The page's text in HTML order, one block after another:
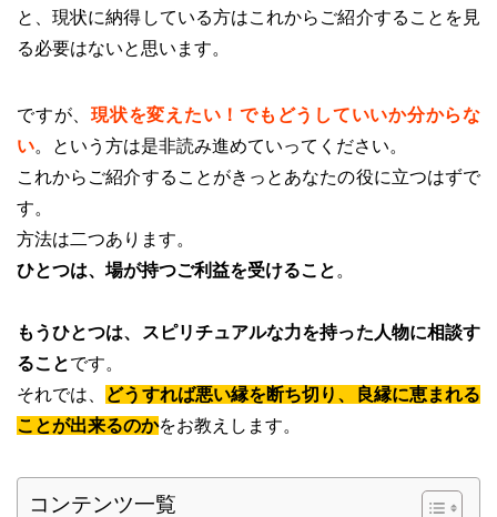
と、現状に納得している方はこれからご紹介することを見
る必要はないと思います。
ですが、 現状を変えたい！でもどうしていいか分からな
い。という方は是非読み進めていってください。
これからご紹介することがきっとあなたの役に立つはずで
す。
方法は二つあります。
ひとつは、場が持つご利益を受けること 。
もうひとつは、スピリチュアルな力を持った人物に相談す
ることです。
それでは、 どうすれば悪い縁を断ち切り、良縁に恵まれる
ことが出来るのかをお教えします。
コンテンツ一覧